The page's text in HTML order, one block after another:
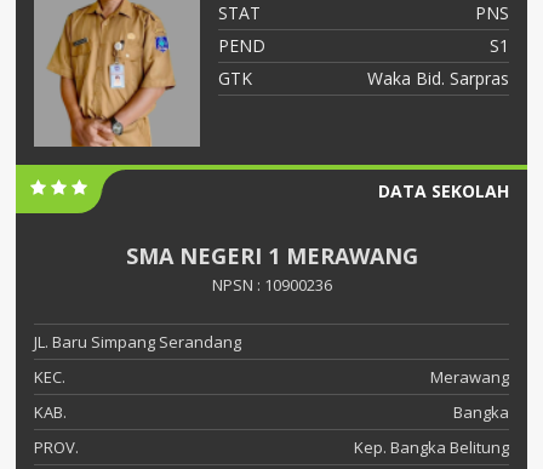
STAT
PNS
PEND
S3
GTK
Guru BK
DATA SEKOLAH
SMA NEGERI 1 MERAWANG
NPSN : 10900236
JL. Baru Simpang Serandang
KEC.
Merawang
KAB.
Bangka
PROV.
Kep. Bangka Belitung